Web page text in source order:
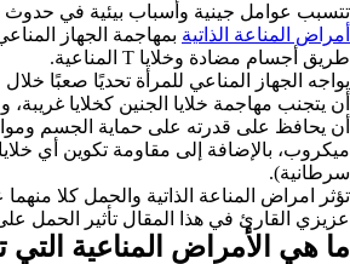
تتسبب عوامل جينية وأسباب بيئية في حدوث
أمراض المناعة الذاتية بمهاجمة الجهاز
طريق أجسام مضادة وخلايا T المناعية.
يواجه الجهاز المناعي للمرأة تحديًا صعبًا
أن يتجنب مهاجمة خلايا الجنين كخلايا
أن يحافظ على قدرته على حماية الجسم
ميكروب، بالإضافة إلى مقاومة تكوين أي
سرطانية).
تؤثر امراض المناعة الذاتية والحمل كلا
عزيزي القارئ في هذا المقال تأثير الحمل
ما هي الأمراض المناعية التي